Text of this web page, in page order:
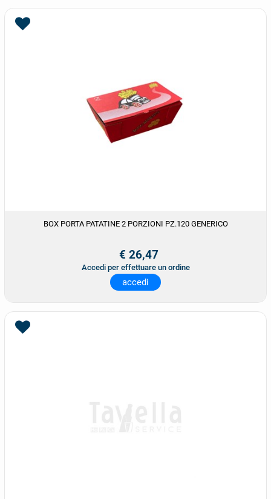
BOX PORTA PATATINE 2 PORZIONI PZ.120 GENERICO
€ 26,47
Accedi per effettuare un ordine
accedi